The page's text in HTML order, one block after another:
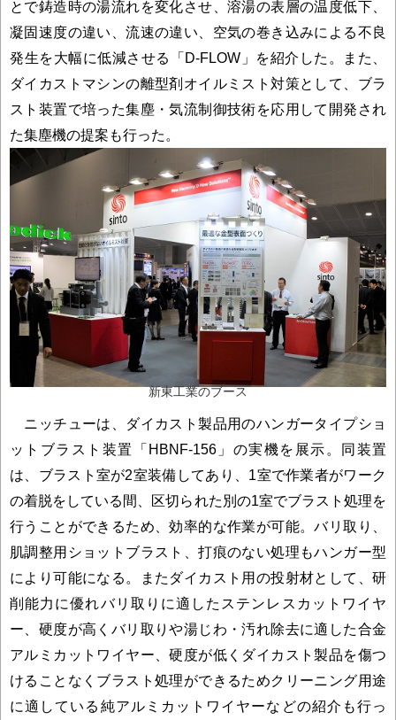
とで鋳造時の湯流れを変化させ、溶湯の表層の温度低下、
凝固速度の違い、流速の違い、空気の巻き込みによる不良
発生を大幅に低減させる「D-FLOW」を紹介した。また、
ダイカストマシンの離型剤オイルミスト対策として、ブラ
スト装置で培った集塵・気流制御技術を応用して開発され
た集塵機の提案も行った。
新東工業のブース
ニッチューは、ダイカスト製品用のハンガータイプショ
ットブラスト装置「HBNF-156」の実機を展示。同装置
は、ブラスト室が2室装備してあり、1室で作業者がワーク
の着脱をしている間、区切られた別の1室でブラスト処理を
行うことができるため、効率的な作業が可能。バリ取り、
肌調整用ショットブラスト、打痕のない処理もハンガー型
により可能になる。またダイカスト用の投射材として、研
削能力に優れバリ取りに適したステンレスカットワイヤ
ー、硬度が高くバリ取りや湯じわ・汚れ除去に適した合金
アルミカットワイヤー、硬度が低くダイカスト製品を傷つ
けることなくブラスト処理ができるためクリーニング用途
に適している純アルミカットワイヤーなどの紹介も行っ